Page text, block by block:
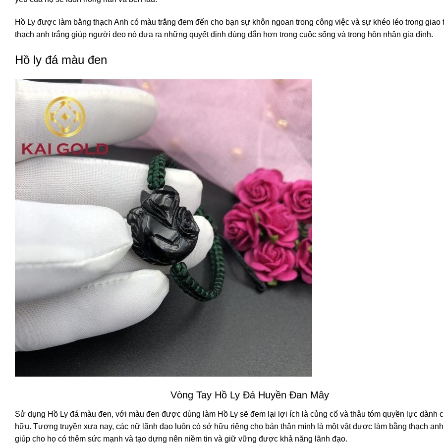
Hồ Ly được làm bằng thạch Anh có màu trắng đem đến cho bạn sự khôn ngoan trong công việc và sự khéo léo trong giao
thạch anh trắng giúp người đeo nó đưa ra những quyết định đúng đắn hơn trong cuộc sống và trong hôn nhân gia đình.
Hồ ly đá màu đen
Vòng Tay Hồ Ly Đá Huyền Đan Mây
Sử dụng Hồ Ly đá màu đen, với màu đen được dùng làm Hồ Ly sẽ đem lại lợi ích là củng cố và thâu tóm quyền lực dành
hữu. Tương truyền xưa nay, các nữ lãnh đạo luôn có sở hữu riêng cho bản thân mình là một vật được làm bằng thạch
giúp cho họ có thêm sức mạnh và tạo dựng nên niềm tin và giữ vững được khả năng lãnh đạo.